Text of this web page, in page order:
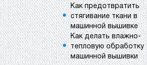
Как предотвратить
стягивание ткани в
машинной вышивке
Как делать влажно-
тепловую обработку
машинной вышивки